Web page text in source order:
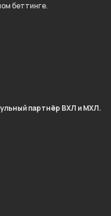
беттинге.
партнёр ВХЛ и МХЛ.